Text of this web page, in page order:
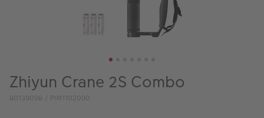
VÝPRODEJ
Zhiyun Crane 2S Combo
80139098 / PIM1102090